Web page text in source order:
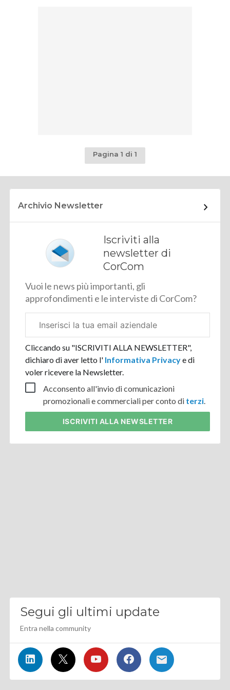
Pagina 1 di 1
Archivio Newsletter
Iscriviti alla
newsletter di
CorCom
Vuoi le news più importanti, gli
approfondimenti e le interviste di CorCom?
aziendale
Cliccando su "ISCRIVITI ALLA NEWSLETTER",
dichiaro di aver letto l' Informativa Privacye di
voler ricevere la Newsletter.
Acconsento all'invio di comunicazioni
promozionali e commerciali per conto di terzi.
ISCRIVITI ALLA NEWSLETTER
Segui gli ultimi update
Entra nella community